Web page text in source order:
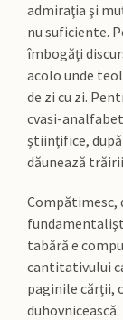
admiraţia şi
nu suficiente.
îmbogăţi
acolo unde
de zi cu zi.
cvasi-
ştiinţifice,
dăunează
Compătimesc,
tabără e
cantitativului
paginile cărţii,